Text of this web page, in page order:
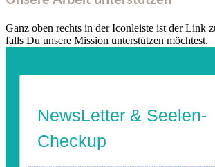
Ganz oben rechts in der Iconleiste ist der Link
falls Du unsere Mission unterstützen möchtest.